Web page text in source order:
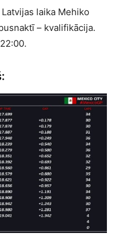
laika Mehiko
– kvalifikācija.